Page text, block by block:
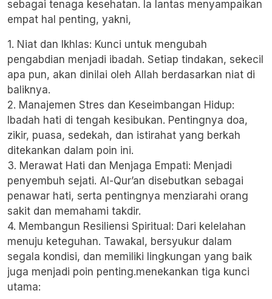
sebagai tenaga kesehatan. Ia lantas menyampaikan
empat hal penting, yakni,
1. Niat dan Ikhlas: Kunci untuk mengubah
pengabdian menjadi ibadah. Setiap tindakan, sekecil
apa pun, akan dinilai oleh Allah berdasarkan niat di
baliknya.
2. Manajemen Stres dan Keseimbangan Hidup:
Ibadah hati di tengah kesibukan. Pentingnya doa,
zikir, puasa, sedekah, dan istirahat yang berkah
ditekankan dalam poin ini.
3. Merawat Hati dan Menjaga Empati: Menjadi
penyembuh sejati. Al-Qur’an disebutkan sebagai
penawar hati, serta pentingnya menziarahi orang
sakit dan memahami takdir.
4. Membangun Resiliensi Spiritual: Dari kelelahan
menuju keteguhan. Tawakal, bersyukur dalam
segala kondisi, dan memiliki lingkungan yang baik
juga menjadi poin penting.menekankan tiga kunci
utama: